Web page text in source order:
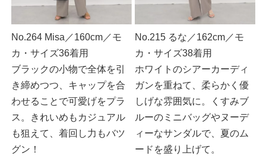
No.264 Misa／160cm／モ
カ・サイズ36着用
ブラックの小物で全体を引
き締めつつ、キャップを合
わせることで可愛げをプラ
ス。きれいめもカジュアル
も狙えて、着回し力もバツ
グン！
No.215 るな／162cm／モ
カ・サイズ38着用
ホワイトのシアーカーディ
ガンを重ねて、柔らかく優
しげな雰囲気に。くすみブ
ルーのミニバッグやヌーデ
ィーなサンダルで、夏のム
ードを盛り上げて。